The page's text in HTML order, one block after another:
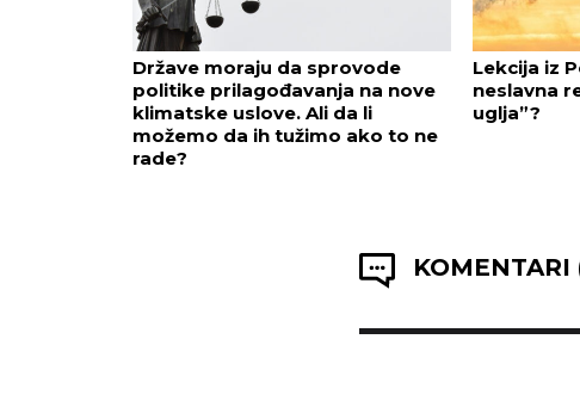
Države moraju da sprovode
politike prilagođavanja na nove
klimatske uslove. Ali da li
možemo da ih tužimo ako to ne
rade?
Lekcija iz
neslavna
uglja”?
KOMENTARI